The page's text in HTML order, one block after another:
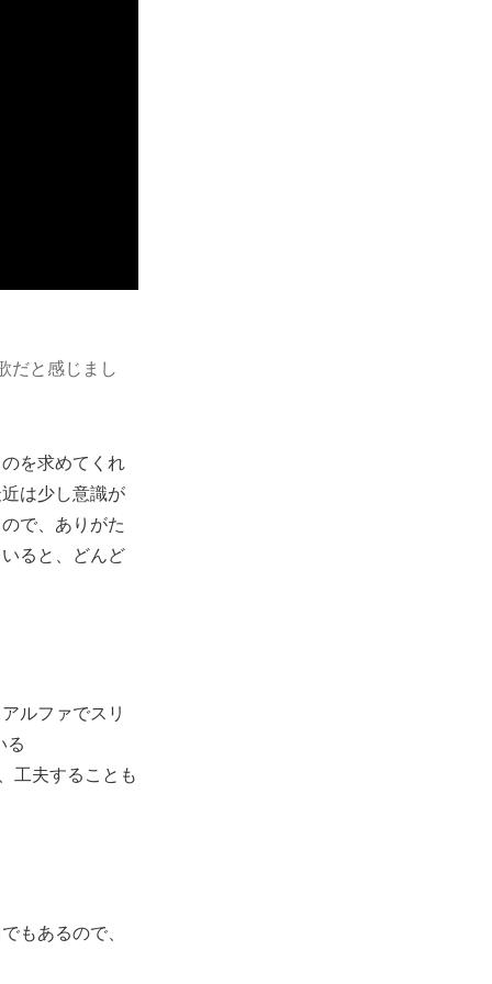
だと感じまし
を求めてくれ
は少し意識が
で、ありがた
ると、どんど
ルファでスリ
る
工夫することも
もあるので、